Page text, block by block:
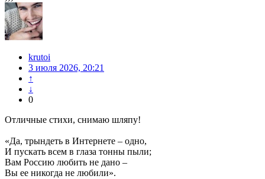
krutoi
3 июля 2026, 20:21
↑
↓
0
Отличные стихи, снимаю шляпу!
«Да, трындеть в Интернете – одно,
И пускать всем в глаза тонны пыли;
Вам Россию любить не дано –
Вы ее никогда не любили».